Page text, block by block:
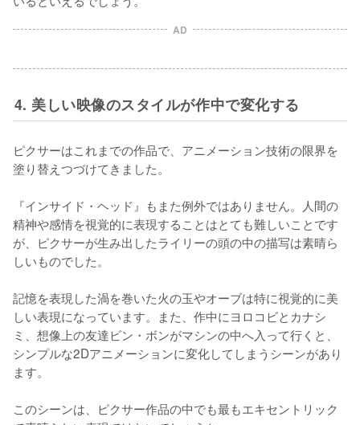
AD
4. 美しい映像のスタイルが作中で変化する
ピクサーはこれまでの作品で、アニメーション技術の限界を
塗り替えつづけてきました。
『インサイド・ヘッド』もまた例外ではありません。人間の
精神や感情を視覚的に表現することはとても難しいことです
が、ピクサーが生み出したライリーの頭の中の描写は素晴ら
しいものでした。
記憶を表現した渦を巻いた火の玉やオーブは特に視覚的に美
しい表現になっています。また、作中にヨロコビとカナシ
ミ、想像上の友達ビン・ボンがマシンの中へ入って行くと、
シンプルな2Dアニメーションに変化してしまうシーンがあり
ます。
このシーンは、ピクサー作品の中でも最もエキセントリック